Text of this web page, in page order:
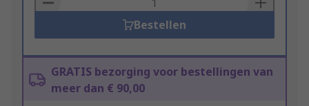
Bestellen
GRATIS bezorging voor bestellingen van
meer dan € 90,00